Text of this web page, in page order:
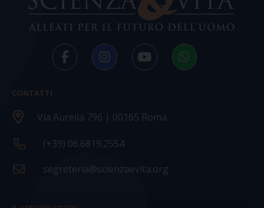
CONTATTI
Via Aurelia 796 | 00165 Roma
(+39) 06.6819.2554
segreteria@scienzaevita.org